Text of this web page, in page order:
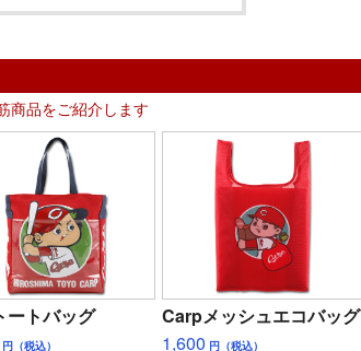
商品をご紹介します
ートバッグ
円（税込）
Carpメッシュエコバッグ
1,600 円（税込）